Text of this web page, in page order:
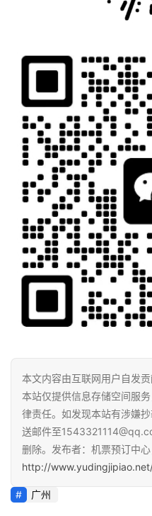
本文内容由互联网用户自发
本站仅提供信息存储空间服
律责任。如发现本站有涉嫌
送邮件至
删除。发布者：机票预订中心
http://
广州